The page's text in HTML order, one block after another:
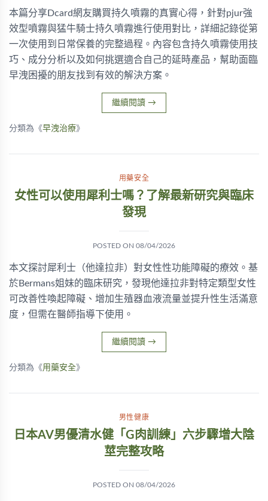
本篇分享Dcard網友購買持久噴霧的真實心得，針對pjur強
效型噴霧與猛牛騎士持久噴霧進行使用對比，詳細記錄從第
一次使用到日常保養的完整過程。內容包含持久噴霧使用技
巧、成分分析以及如何挑選適合自己的延時產品，幫助面臨
早洩困擾的朋友找到有效的解決方案。
繼續閱讀 →
分類為《早洩治療》
用藥安全
女性可以使用犀利士嗎？了解最新研究與臨床
發現
POSTED ON 08/04/2026
本文探討犀利士（他達拉非）對女性性功能障礙的療效。基
於Bermans姐妹的臨床研究，發現他達拉非對特定類型女性
可改善性喚起障礙、增加生殖器血液流量並提升性生活滿意
度，但需在醫師指導下使用。
繼續閱讀 →
分類為《用藥安全》
男性健康
日本AV男優清水健「G肉訓練」六步驟增大陰
莖完整攻略
POSTED ON 08/04/2026